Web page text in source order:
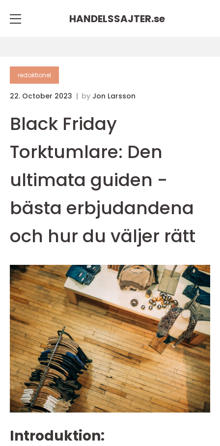
HANDELSSAJTER.se
redaktionel
22. October 2023 by Jon Larsson
Black Friday
Torktumlare: Den
ultimata guiden -
bästa erbjudandena
och hur du väljer rätt
Introduktion: